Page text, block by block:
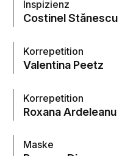
Inspizienz
Costinel Stănescu
Korrepetition
Valentina Peetz
Korrepetition
Roxana Ardeleanu
Maske